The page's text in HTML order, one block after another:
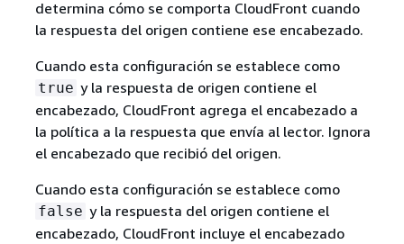
determina cómo se comporta CloudFront cuando
la respuesta del origen contiene ese encabezado.
Cuando esta configuración se establece como
true y la respuesta de origen contiene el
encabezado, CloudFront agrega el encabezado a
la política a la respuesta que envía al lector. Ignora
el encabezado que recibió del origen.
Cuando esta configuración se establece como
false y la respuesta del origen contiene el
encabezado, CloudFront incluye el encabezado